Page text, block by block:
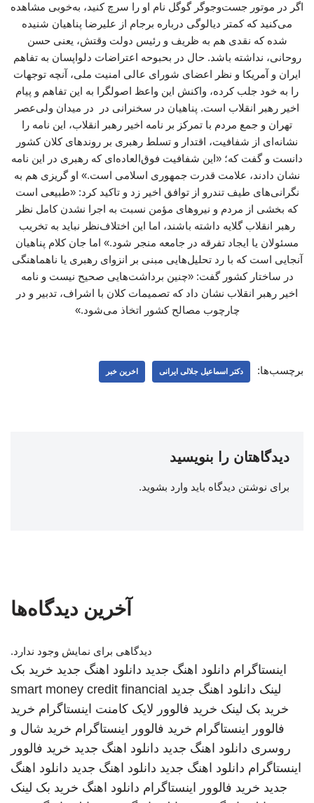
اگر در موتور جست‌وجوگر گوگل نام او را سرچ کنید، به‌خوبی مشاهده
می‌کنید که کمتر دیالوگی درباره برجام از علیرضا پناهیان شنیده
شده که نقدی هم به ظریف و رئیس دولت وقتش، یعنی حسن
روحانی، نداشته باشد. حال در بحبوحه اعتراضات دلواپسان به تفاهم
ایران و آمریکا و نظر اعضای شورای عالی امنیت ملی، آنچه توجهات
را به خود جلب کرده، واکنش این واعظ اصولگرا به این تفاهم و پیام
اخیر رهبر انقلاب است. پناهیان در سخنرانی در در میدان ولی‌عصر
تهران و جمع مردم با تمرکز بر نامه اخیر رهبر انقلاب، این نامه را
نشانه‌ای از شفافیت، اقتدار و تسلط رهبری بر روندهای کلان کشور
دانست و گفت که؛ «این شفافیت فوق‌العاده‌ای که رهبری در این نامه
نشان دادند، علامت قدرت جمهوری اسلامی است.» او گریزی هم به
نگرانی‌های طیف تندرو از توافق اخیر زد و تاکید کرد: «طبیعی است
که بخشی از مردم و نیروهای مؤمن نسبت به اجرا نشدن کامل نظر
رهبر انقلاب گلایه داشته باشند، اما این اختلاف‌نظر نباید به تخریب
مسئولان یا ایجاد تفرقه در جامعه منجر شود.» اما جان کلام پناهیان
آنجایی است که با رد تحلیل‌هایی مبنی بر انزوای رهبری یا ناهماهنگی
در ساختار کشور گفت: «چنین برداشت‌هایی صحیح نیست و نامه
اخیر رهبر انقلاب نشان داد که تصمیمات کلان با اشراف، تدبیر و در
چارچوب مصالح کشور اتخاذ می‌شود.»
برچسب‌ها: دکتر اسماعیل جلالی ایرانی اخرین خبر
دیدگاهتان را بنویسید
برای نوشتن دیدگاه باید وارد بشوید.
آخرین دیدگاه‌ها
دیدگاهی برای نمایش وجود ندارد.
اینستاگرام دانلود اهنگ جدید دانلود اهنگ جدید خرید بک
لینک دانلود اهنگ جدید smart money credit financial
خرید بک لینک خرید فالوور لایک کامنت اینستاگرام خرید
فالوور اینستاگرام خرید فالوور اینستاگرام خرید شال و
روسری دانلود اهنگ جدید دانلود اهنگ جدید خرید فالوور
اینستاگرام دانلود اهنگ جدید دانلود اهنگ جدید دانلود اهنگ
جدید خرید فالوور اینستاگرام دانلود اهنگ خرید بک لینک